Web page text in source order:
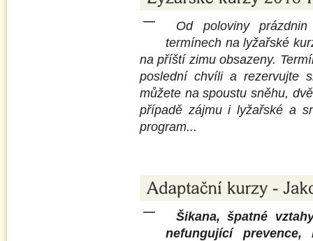
Od poloviny
termínech na lyžařské
na příští zimu obsazeny.
poslední chvíli a rezervujte
můžete na spoustu sněhu,
případě zájmu i lyžařské a
program...
Šikana, špatné
nefungující prevence,